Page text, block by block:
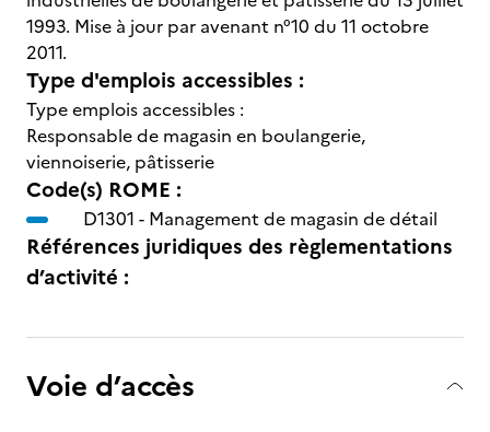
1993. Mise à jour par avenant n°10 du 11 octobre
2011.
Type d'emplois accessibles :
Type emplois accessibles :
Responsable de magasin en boulangerie,
viennoiserie, pâtisserie
Code(s) ROME :
D1301 - Management de magasin de détail
Références juridiques des règlementations
d’activité :
Voie d’accès